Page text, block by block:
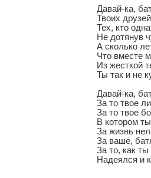
Давай-ка,
Твоих
Тех, кто
Не дотянув
А сколько
Что вместе
Из жесткой
Ты так и не
Давай-ка,
За то твое
За то твое
В котором
За жизнь
За ваше,
За то, как ты
Надеялся и